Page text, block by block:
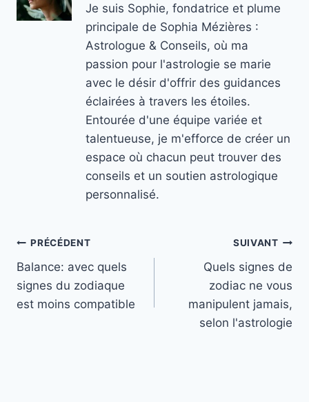
Je suis Sophie, fondatrice et plume
principale de Sophia Mézières :
Astrologue & Conseils, où ma
passion pour l'astrologie se marie
avec le désir d'offrir des guidances
éclairées à travers les étoiles.
Entourée d'une équipe variée et
talentueuse, je m'efforce de créer un
espace où chacun peut trouver des
conseils et un soutien astrologique
personnalisé.
Navigation
de
l’article
PRÉCÉDENT
Balance: avec quels
signes du zodiaque
est moins compatible
SUIVANT
Quels signes de
zodiac ne vous
manipulent jamais,
selon l'astrologie